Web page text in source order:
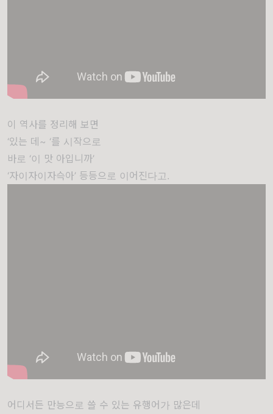
이 역사를 정리해 보면
‘있는 데~ ‘를 시작으로
바로 ‘이 맛 아입니까’
‘자이자이자슥아’ 등등으로 이어진다고.
어디서든 만능으로 쓸 수 있는 유행어가 많은데